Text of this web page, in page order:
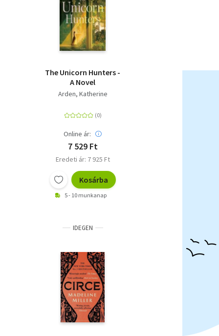
The Unicorn Hunters -
A Novel
Arden, Katherine
Online ár:
7 529 Ft
Eredeti ár: 7 925 Ft
Kosárba
5 - 10 munkanap
IDEGEN